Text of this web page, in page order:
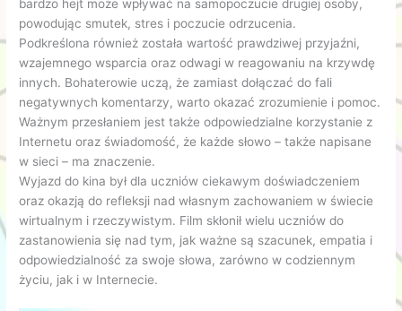
bardzo hejt może wpływać na samopoczucie drugiej osoby,
powodując smutek, stres i poczucie odrzucenia.
Podkreślona również została wartość prawdziwej przyjaźni,
wzajemnego wsparcia oraz odwagi w reagowaniu na krzywdę
innych. Bohaterowie uczą, że zamiast dołączać do fali
negatywnych komentarzy, warto okazać zrozumienie i pomoc.
Ważnym przesłaniem jest także odpowiedzialne korzystanie z
Internetu oraz świadomość, że każde słowo – także napisane
w sieci – ma znaczenie.
Wyjazd do kina był dla uczniów ciekawym doświadczeniem
oraz okazją do refleksji nad własnym zachowaniem w świecie
wirtualnym i rzeczywistym. Film skłonił wielu uczniów do
zastanowienia się nad tym, jak ważne są szacunek, empatia i
odpowiedzialność za swoje słowa, zarówno w codziennym
życiu, jak i w Internecie.